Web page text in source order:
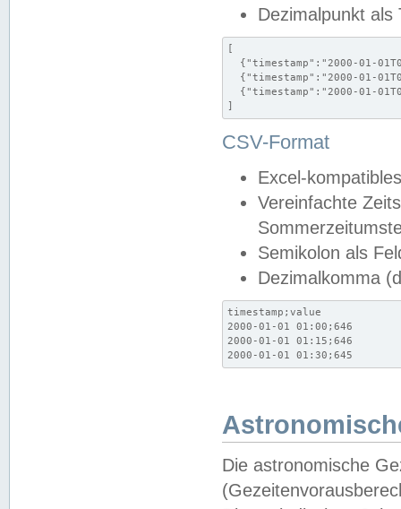
Dezimalpunkt als
[
{"timestamp":"2000-01-
{"timestamp":"2000-01-
{"timestamp":"2000-01-
]
CSV-Format
Excel-
Vereinfachte
Semikolon als
Dezimalkomma
timestamp;value
2000-01-01 01:00;646
2000-01-01 01:15;646
2000-01-01 01:30;645
Die astronomische